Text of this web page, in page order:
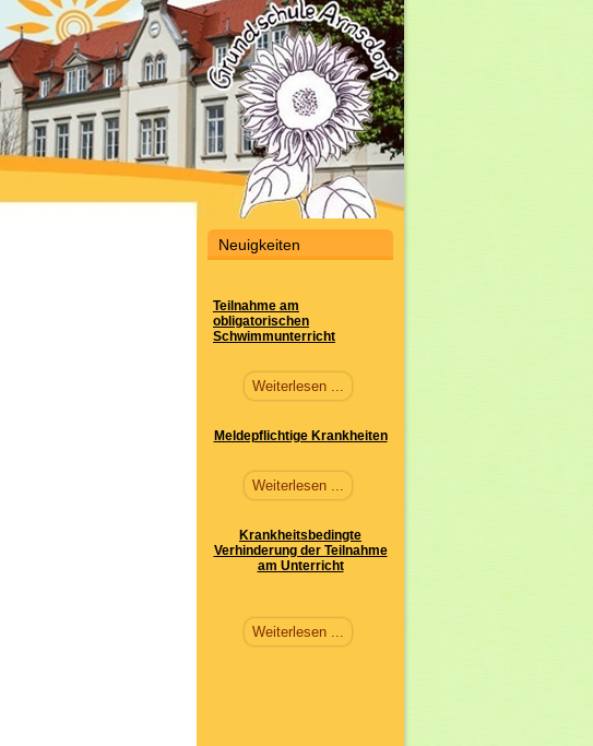
Neuigkeiten
Teilnahme am
obligatorischen
Schwimmunterricht
Weiterlesen ...
Meldepflichtige Krankheiten
Weiterlesen ...
Krankheitsbedingte
Verhinderung der Teilnahme
am Unterricht
Weiterlesen ...